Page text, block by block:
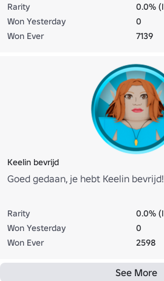
Rarity
0.0%
Won Yesterday
0
Won Ever
7139
Keelin bevrijd
Goed gedaan, je hebt Keelin bevrijd!
Rarity
0.0%
Won Yesterday
0
Won Ever
2598
See More